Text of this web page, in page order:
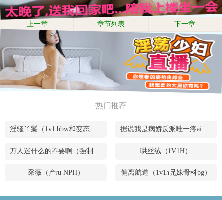
上一章 章节列表 下一章
热门推荐
淫骚丫鬟（1v1 bbw和变态腹黑男） 据说我是病娇反派唯一疼ai的妹妹（兄妹骨）
万人迷什么的不要啊（强制NPH） 哄丝绒（1V1H）
采薇（产ru NPH） 偏离航道（1v1h兄妹骨科bg）